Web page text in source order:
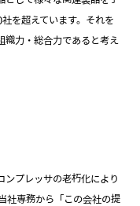
を超えています。それを
織力・総合力であると考え
ンプレッサの老朽化により
社専務から「この会社の提